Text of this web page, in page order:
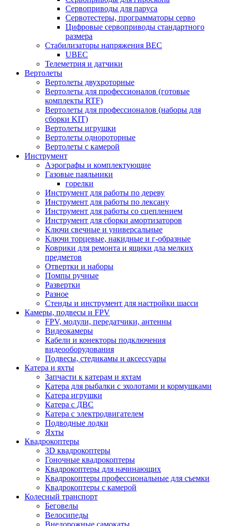
Сервоприводы для паруса
Сервотестеры, программаторы серво
Цифровые сервоприводы стандартного
размера
Стабилизаторы напряжения BEC
UBEC
Телеметрия и датчики
Вертолеты
Вертолеты двухроторные
Вертолеты для профессионалов (готовые
комплекты RTF)
Вертолеты для профессионалов (наборы для
сборки KIT)
Вертолеты игрушки
Вертолеты однороторные
Вертолеты с камерой
Инструмент
Аэрографы и комплектующие
Газовые паяльники
горелки
Инструмент для работы по дереву
Инструмент для работы по лексану
Инструмент для работы со сцеплением
Инструмент для сборки амортизаторов
Ключи свечные и универсальные
Ключи торцевые, накидные и г-образные
Коврики для ремонта и ящики дла мелких
предметов
Отвертки и наборы
Помпы ручные
Развертки
Разное
Стенды и инструмент для настройки шасси
Камеры, подвесы и FPV
FPV, модули, передатчики, антенны
Видеокамеры
Кабели и конекторы подключения
видеооборудования
Подвесы, стедикамы и аксессуары
Катера и яхты
Запчасти к катерам и яхтам
Катера для рыбалки с эхолотами и кормушками
Катера игрушки
Катера с ДВС
Катера с электродвигателем
Подводные лодки
Яхты
Квадрокоптеры
3D квадрокоптеры
Гоночные квадрокоптеры
Квадрокоптеры для начинающих
Квадрокоптеры профессиональные для съемки
Квадрокоптеры с камерой
Колесный транспорт
Беговелы
Велосипеды
Внедорожные самокаты